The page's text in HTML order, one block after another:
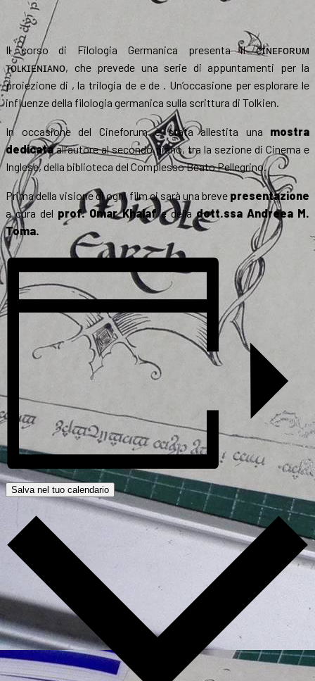
Il corso di Filologia Germanica presenta il ᴄɪɴᴇꜰᴏʀᴜᴍ
ᴛᴏʟᴋɪᴇɴɪᴀɴᴏ, che prevede una serie di appuntamenti per la
proiezione di , la trilogia de e de . Un’occasione per esplorare le
influenze della filologia germanica sulla scrittura di Tolkien.
In occasione del Cineforum è stata allestita una mostra
dedicataall’autore al secondo piano, tra la sezione di Cinema e
Inglese, della biblioteca del Complesso Beato Pellegrino.
Prima della visione di ogni film ci sarà una brevepresentazione
a cura del prof. Omar Khalafe delladott.ssa Andreea M.
Toma.
Salva nel tuo calendario